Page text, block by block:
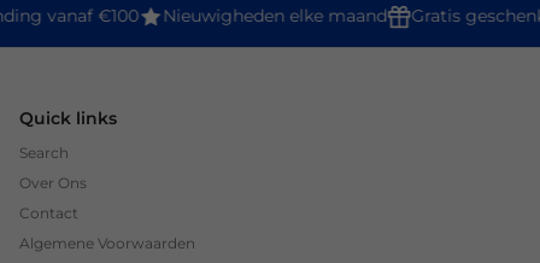
vanaf €100 Nieuwigheden elke maand Gratis
Quick links
Search
Over Ons
Contact
Algemene Voorwaarden